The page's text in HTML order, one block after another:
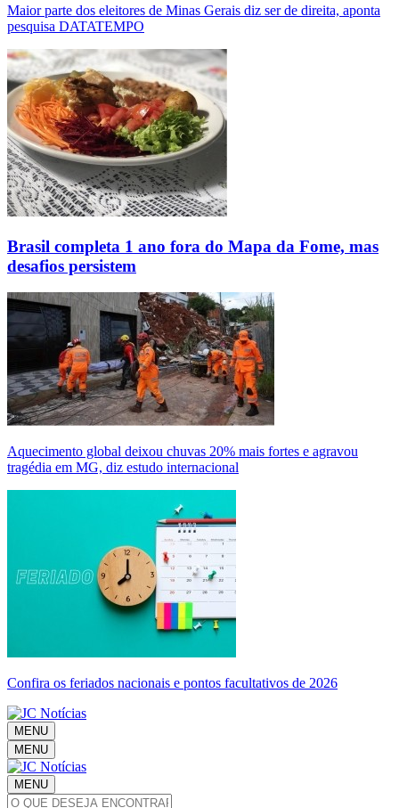
Maior parte dos eleitores de Minas Gerais diz ser de direita, aponta
pesquisa DATATEMPO
Brasil completa 1 ano fora do Mapa da Fome, mas
desafios persistem
Aquecimento global deixou chuvas 20% mais fortes e agravou
tragédia em MG, diz estudo internacional
Confira os feriados nacionais e pontos facultativos de 2026
MENU
MENU
MENU